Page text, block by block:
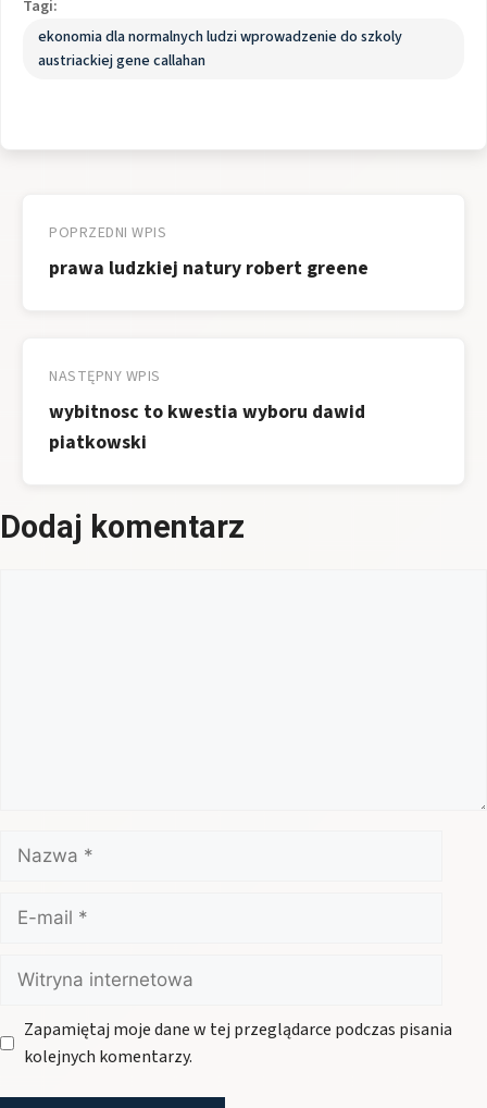
Tagi:
ekonomia dla normalnych ludzi wprowadzenie do szkoly
austriackiej gene callahan
wpisu
POPRZEDNI WPIS
prawa ludzkiej natury robert greene
NASTĘPNY WPIS
wybitnosc to kwestia wyboru dawid
piatkowski
Dodaj komentarz
Nazwa
mail
Witryna
internetowa
Zapamiętaj moje dane w tej przeglądarce podczas pisania
kolejnych komentarzy.